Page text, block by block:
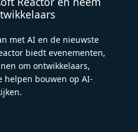
met AI en de nieuwste
biedt evenementen,
om ontwikkelaars,
helpen bouwen op AI-